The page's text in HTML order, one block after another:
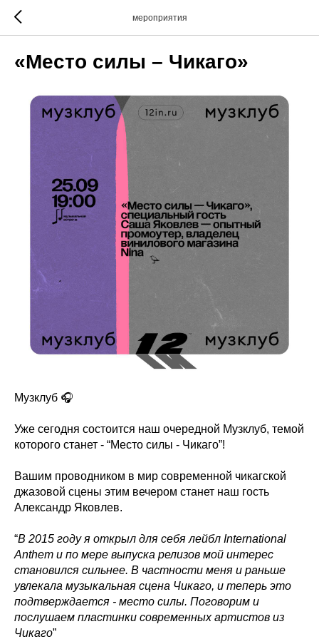
мероприятия
«Место силы – Чикаго»
Музклуб 🎧
Уже сегодня состоится наш очередной Музклуб, темой
которого станет - “Место силы - Чикаго”!
Вашим проводником в мир современной чикагской
джазовой сцены этим вечером станет наш гость
Александр Яковлев.
“В 2015 году я открыл для себя лейбл International
Anthem и по мере выпуска релизов мой интерес
становился сильнее. В частности меня и раньше
увлекала музыкальная сцена Чикаго, и теперь это
подтверждается - место силы. Поговорим и
послушаем пластинки современных артистов из
Чикаго”